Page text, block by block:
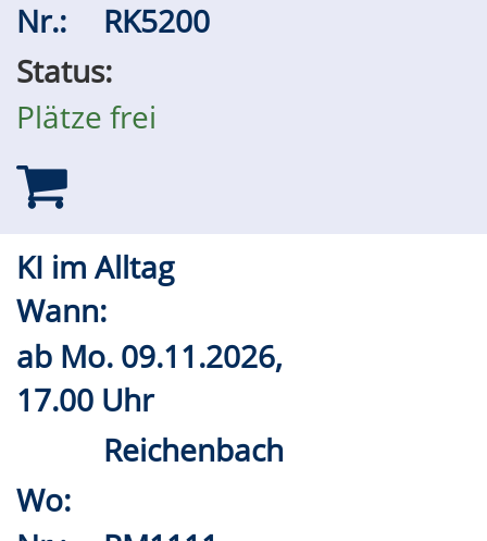
Nr.:
RK5200
Status:
Plätze frei
KI im Alltag
Wann:
ab Mo. 09.11.2026,
17.00 Uhr
Reichenbach
Wo: